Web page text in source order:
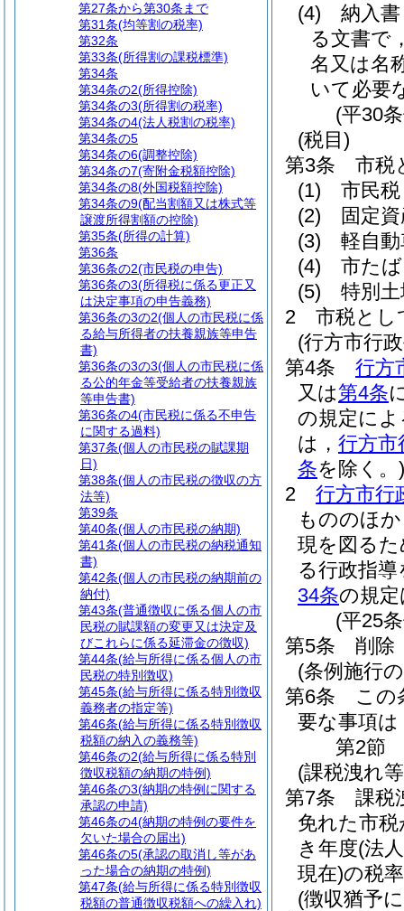
(4)
納入
る文書で
名又は名
いて必要
(平30
(税目)
第3条
市税
(1)
市民税
(2)
固定
(3)
軽自
(4)
市た
(5)
特別
2
市税とし
(行方市行
第4条
行方
又は第4条
の規定に
は， 行方市
条を除く。)
2
行方市行
もののほ
現を図る
る行政指
34条の規
(平25
第5条
削除
(条例施行
第6条
この
要な事項
第2節
(課税洩れ
第7条
課税
免れた市
き年度(法
現在)の税
(徴収猶予
第27条から第30条まで
第31条(均等割の税率)
第32条
第33条(所得割の課税標準)
第34条
第34条の2(所得控除)
第34条の3(所得割の税率)
第34条の4(法人税割の税率)
第34条の5
第34条の6(調整控除)
第34条の7(寄附金税額控除)
第34条の8(外国税額控除)
第34条の9(配当割額又は株式等
譲渡所得割額の控除)
第35条(所得の計算)
第36条
第36条の2(市民税の申告)
第36条の3(所得税に係る更正又
は決定事項の申告義務)
第36条の3の2(個人の市民税に係
る給与所得者の扶養親族等申告
書)
第36条の3の3(個人の市民税に係
る公的年金等受給者の扶養親族
等申告書)
第36条の4(市民税に係る不申告
に関する過料)
第37条(個人の市民税の賦課期
日)
第38条(個人の市民税の徴収の方
法等)
第39条
第40条(個人の市民税の納期)
第41条(個人の市民税の納税通知
書)
第42条(個人の市民税の納期前の
納付)
第43条(普通徴収に係る個人の市
民税の賦課額の変更又は決定及
びこれらに係る延滞金の徴収)
第44条(給与所得に係る個人の市
民税の特別徴収)
第45条(給与所得に係る特別徴収
義務者の指定等)
第46条(給与所得に係る特別徴収
税額の納入の義務等)
第46条の2(給与所得に係る特別
徴収税額の納期の特例)
第46条の3(納期の特例に関する
承認の申請)
第46条の4(納期の特例の要件を
欠いた場合の届出)
第46条の5(承認の取消し等があ
った場合の納期の特例)
第47条(給与所得に係る特別徴収
税額の普通徴収税額への繰入れ)